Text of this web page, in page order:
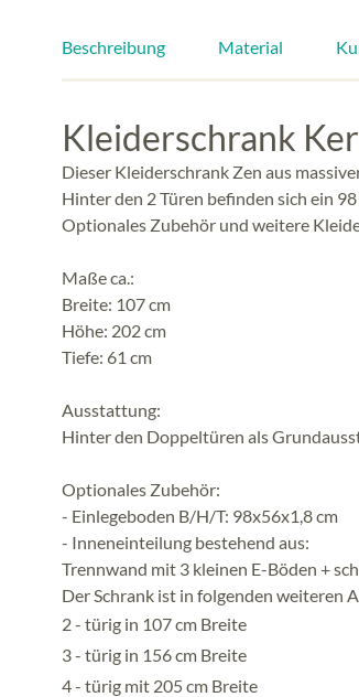
Beschreibung Material
Kleiderschrank
Dieser Kleiderschrank Zen aus
Hinter den 2 Türen befinden sich ein
Optionales Zubehör und weitere
Maße ca.:
Breite: 107 cm
Höhe: 202 cm
Tiefe: 61 cm
Ausstattung:
Hinter den Doppeltüren als
Optionales Zubehör:
- Einlegeboden B/H/T: 98x56x1,8 cm
- Inneneinteilung bestehend aus:
Trennwand mit 3 kleinen E-Böden +
Der Schrank ist in folgenden weiteren
2 - türig in 107 cm Breite
3 - türig in 156 cm Breite
4 - türig mit 205 cm Breite